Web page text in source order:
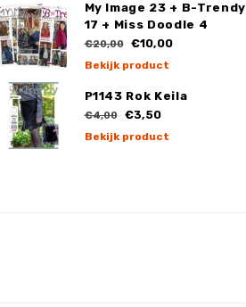
My Image 23 + B-Trendy
17 + Miss Doodle 4
€20,00 €10,00
Bekijk product
P1143 Rok Keila
€4,00 €3,50
Bekijk product